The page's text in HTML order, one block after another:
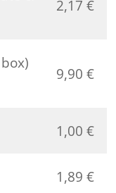
2,17 €
9,90 €
1,00 €
1,89 €